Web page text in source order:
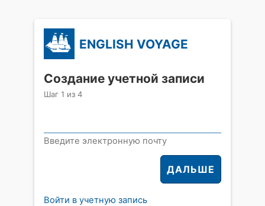
ENGLISH VOYAGE
Создание учетной записи
Шаг 1 из 4
Введите электронную почту
ДАЛЬШЕ
Войти в учетную запись